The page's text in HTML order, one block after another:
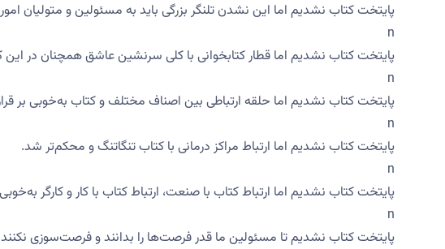
پایتخت کتاب نشدیم اما این نشدن تلنگر بزرگی باید به مسئولین و متولیان
n
پایتخت کتاب نشدیم اما قطار کتابخوانی با کلی سرنشین عاشق همچنان در
n
پایتخت کتاب نشدیم اما حلقه ارتباطی بین اصناف مختلف و کتاب به‌خوبی بر
n
پایتخت کتاب نشدیم اما ارتباط مراکز درمانی با کتاب تنگاتنگ و محکم‌تر شد.
n
پایتخت کتاب نشدیم اما ارتباط کتاب با صنعت، ارتباط کتاب با کار و کارگر به‌خوبی
n
پایتخت کتاب نشدیم تا مسئولین ما قدر فرصت‌ها را بدانند و فرصت‌سوزی